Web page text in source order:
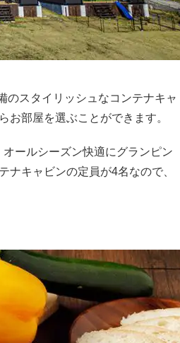
のスタイリッシュなコンテナキャ
お部屋を選ぶことができます。
ールシーズン快適にグランピン
ナキャビンの定員が4名なので、